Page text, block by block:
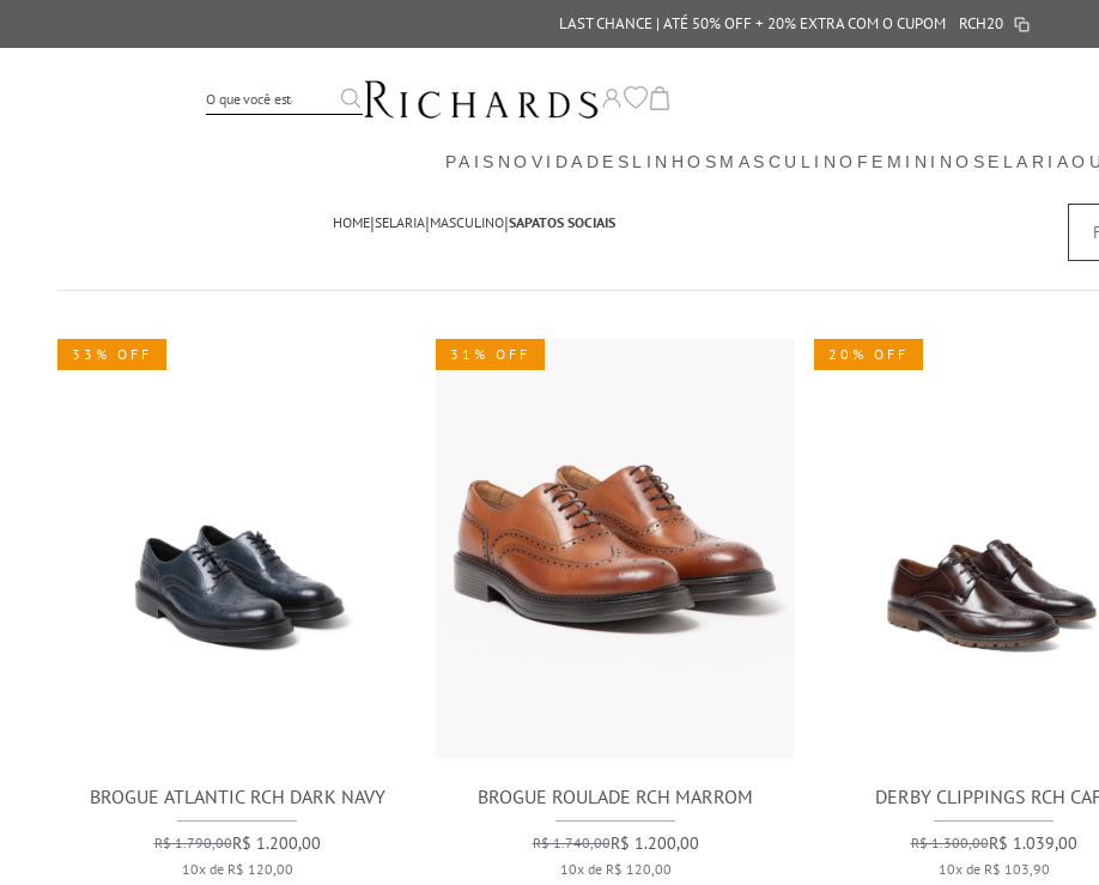
LAST CHANCE | ATÉ 50% OFF + 20% EXTRA COM O CUPOM RCH20
PAIS NOVIDADES LINHOS MASCULINO FEMININO SELARIA
HOME|SELARIA|MASCULINO|SAPATOS SOCIAIS
BROGUE ATLANTIC RCH DARK NAVY
R$ 1.790,00R$ 1.200,00
10x de R$ 120,00
33% OFF
BROGUE ROULADE RCH MARROM
R$ 1.740,00R$ 1.200,00
10x de R$ 120,00
31% OFF
DERBY CLIPPINGS RCH
R$ 1.300,00R$ 1.039,00
10x de R$ 103,90
20% OFF